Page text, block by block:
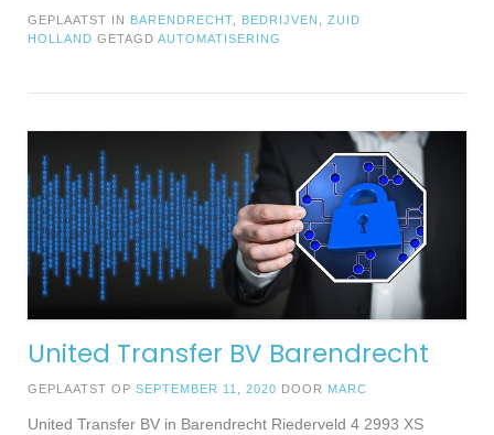
GEPLAATST IN BARENDRECHT BEDRIJVEN
ZUID
HOLLAND GETAGD AUTOMATISERING
United Transfer BV Barendrecht
GEPLAATST OP SEPTEMBER 11, 2020 DOOR MARC
United Transfer BV in Barendrecht Riederveld 4 2993 XS